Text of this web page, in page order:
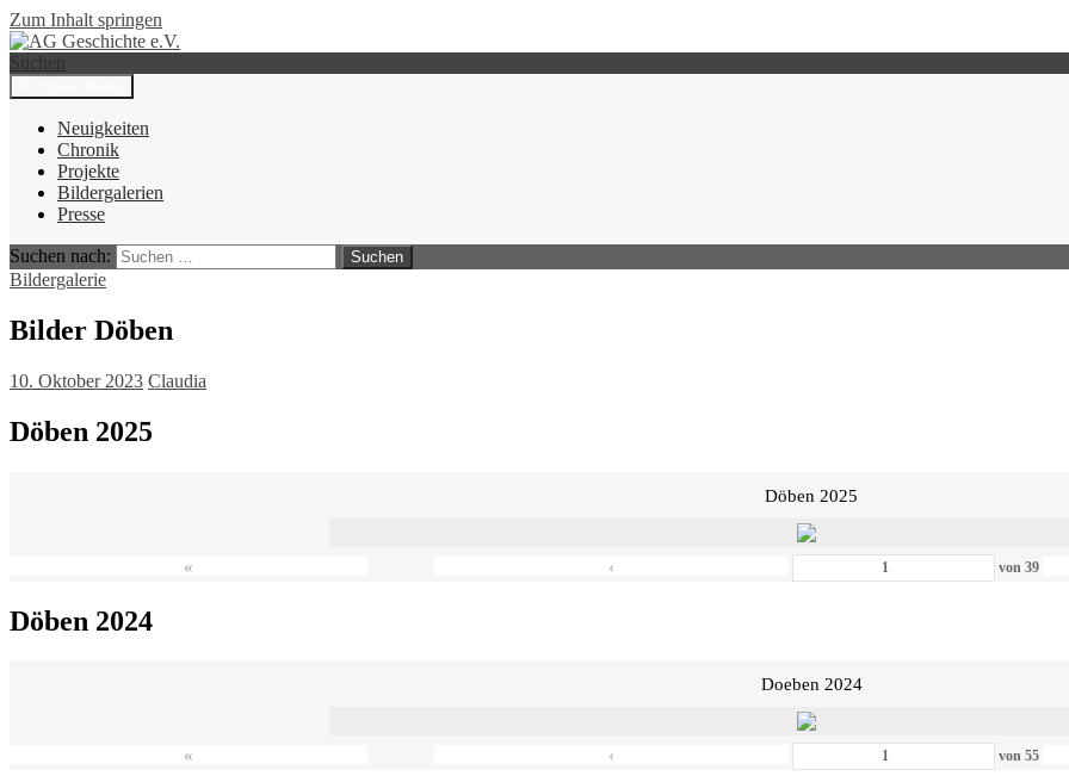
Zum Inhalt springen
AG Geschichte e.V.
Suchen
Neuigkeiten
Chronik
Projekte
Bildergalerien
Presse
Suchen nach:
Bildergalerie
Bilder Döben
10. Oktober 2023 Claudia
Döben 2025
Döben 2025
« ‹ von39
Döben 2024
Doeben 2024
« ‹ von55